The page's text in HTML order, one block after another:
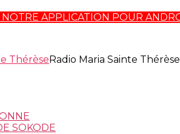
NOTRE APPLICATION POUR
Radio Maria Sainte Thérèse
SOKODE